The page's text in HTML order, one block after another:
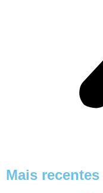
Mais recentes